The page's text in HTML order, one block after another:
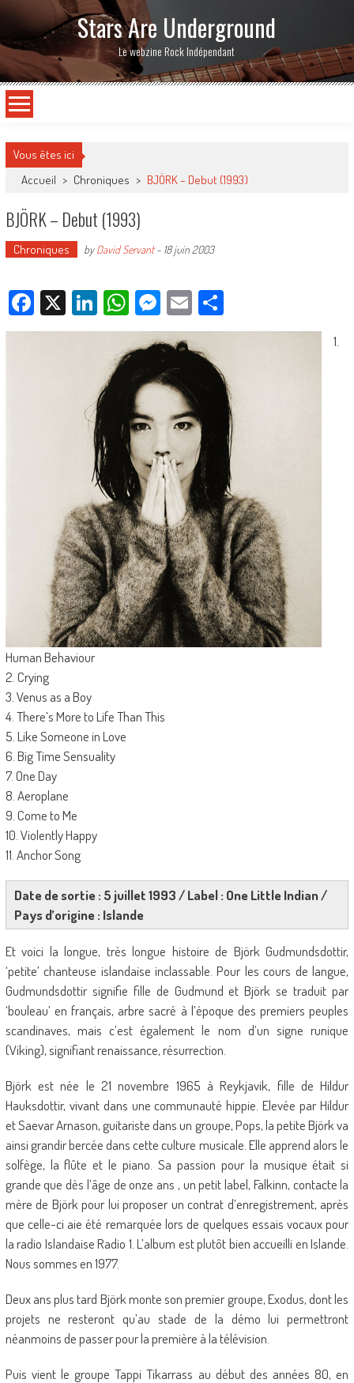
Stars Are Underground
Le webzine Rock Indépendant
Vous êtes ici
Accueil > Chroniques > BJÖRK – Debut (1993)
BJÖRK – Debut (1993)
Chroniques byDavid Servant- 18 juin 2003
Facebook
X LinkedIn
WhatsApp
Messenger
EmailPartager
1.
Human Behaviour
2. Crying
3. Venus as a Boy
4. There’s More to Life Than This
5. Like Someone in Love
6. Big Time Sensuality
7. One Day
8. Aeroplane
9. Come to Me
10. Violently Happy
11. Anchor Song
Date de sortie : 5 juillet 1993 / Label : One Little Indian /
Pays d’origine : Islande
Et voici la longue, très longue histoire de Björk Gudmundsdottir,
‘petite’ chanteuse islandaise inclassable. Pour les cours de langue,
Gudmundsdottir signifie fille de Gudmund et Björk se traduit par
‘bouleau’ en français, arbre sacré à l’époque des premiers peuples
scandinaves, mais c’est également le nom d’un signe runique
(Viking), signifiant renaissance, résurrection.
Björk est née le 21 novembre 1965 à Reykjavik, fille de Hildur
Hauksdottir, vivant dans une communauté hippie. Elevée par Hildur
et Saevar Arnason, guitariste dans un groupe, Pops, la petite Björk va
ainsi grandir bercée dans cette culture musicale. Elle apprend alors le
solfège, la flûte et le piano. Sa passion pour la musique était si
grande que dès l’âge de onze ans , un petit label, Falkinn, contacte la
mère de Björk pour lui proposer un contrat d’enregistrement, après
que celle-ci aie été remarquée lors de quelques essais vocaux pour
la radio Islandaise Radio 1. L’album est plutôt bien accueilli en Islande.
Nous sommes en 1977.
Deux ans plus tard Björk monte son premier groupe, Exodus, dont les
projets ne resteront qu’au stade de la démo lui permettront
néanmoins de passer pour la première à la télévision.
Puis vient le groupe Tappi Tikarrass au début des années 80, en